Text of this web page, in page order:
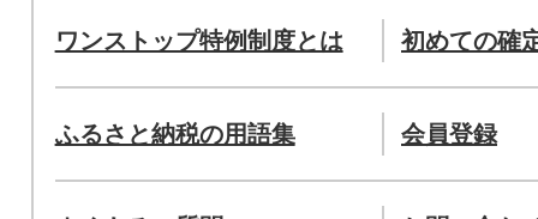
ワンストップ特例制度とは 初めての確
ふるさと納税の用語集 会員登録